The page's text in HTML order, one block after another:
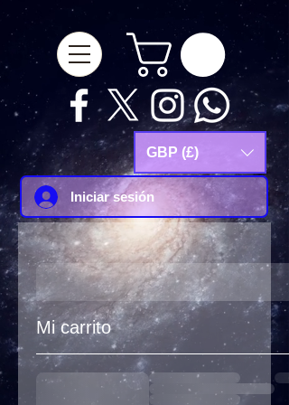
verification=Js9RvVdUtv_0G8HdwWtoaYqWQgeJGSf5KM-Husce4Co
GBP (£)
Iniciar sesión
Mi carrito